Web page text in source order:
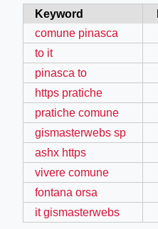
Keyword
comune pinasca
to it
pinasca to
https pratiche
pratiche comune
gismasterwebs sp
ashx https
vivere comune
fontana orsa
it gismasterwebs